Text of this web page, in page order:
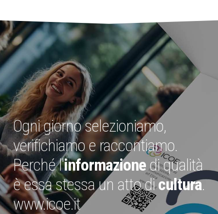
Ogni giorno selezioniamo,
verifichiamo e raccontiamo.
Perché l'informazionedi qualità
è essa stessa un atto dicultura.
www.icoe.it